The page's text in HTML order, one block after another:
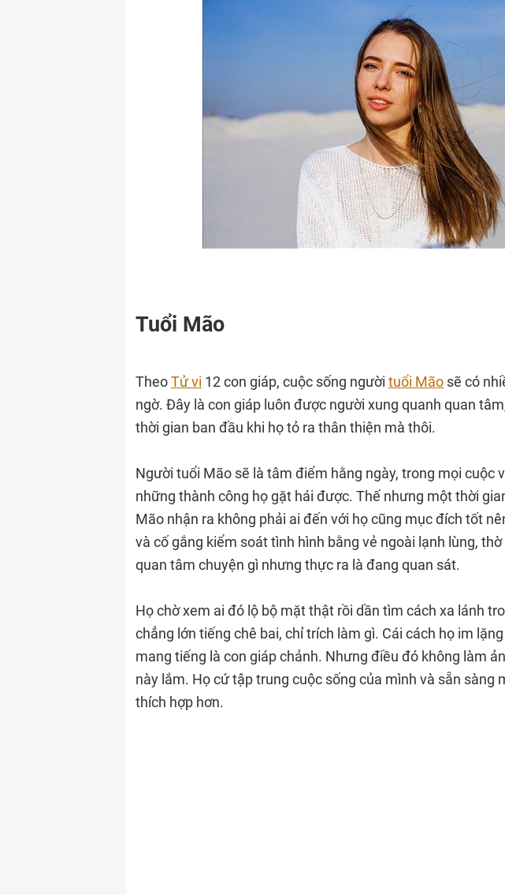
Tuổi Mão
TheoTử vi 12 con giáp, cuộc sống người tuổi Mão sẽ có
ngờ. Đây là con giáp luôn được người xung quanh quan
thời gian ban đầu khi họ tỏ ra thân thiện mà thôi.
Người tuổi Mão sẽ là tâm điểm hằng ngày, trong mọi cuộc
những thành công họ gặt hái được. Thế nhưng một thời
Mão nhận ra không phải ai đến với họ cũng mục đích tốt
và cố gắng kiểm soát tình hình bằng vẻ ngoài lạnh lùng,
quan tâm chuyện gì nhưng thực ra là đang quan sát.
Họ chờ xem ai đó lộ bộ mặt thật rồi dần tìm cách xa lánh
chẳng lớn tiếng chê bai, chỉ trích làm gì. Cái cách họ im
mang tiếng là con giáp chảnh. Nhưng điều đó không làm
này lắm. Họ cứ tập trung cuộc sống của mình và sẵn sàng
thích hợp hơn.